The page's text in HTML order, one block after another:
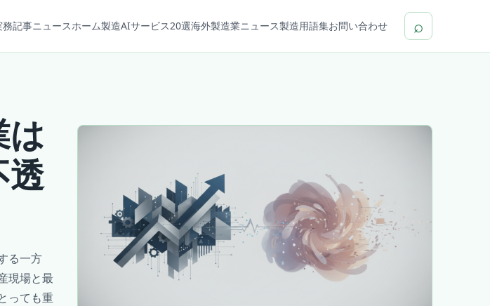
務記事ニュースホーム製造AIサービス20選海外製造業ニュース製造用語集お問い合わせ ⌕
は
透
る一方
現場と最
っても重